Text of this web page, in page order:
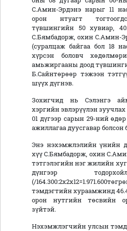
С.Амин-Эрдэнэ нарыг 11
орон нтуагт
түвшингийн 50 хувиар,
С.Бямбадорж, охин С.Амин-
(суралцаж байгаа бол 18
хүрсэн боловч
амьжиргааны доод
Б.Сайнтөрөөр тэжээн
шүүх дүгнэв.
Зохигчид нь Сэлэнгэ
хэргийн эвлэрүүлэн зуучлах
01 дүгээр сарын 29-ний
ажиллагаа дуусгавар болсон
Энэ нэхэмжлэлийн үнийн
хүү С.Бямбадорж, охин
тэтгэлэгийн нэг жилийн
дүнгээр
(/
тэмдэгтийн хураамжинд
орон нутгийн төсвийн
зүйтэй.
Нэхэмжлэгчийн улсын